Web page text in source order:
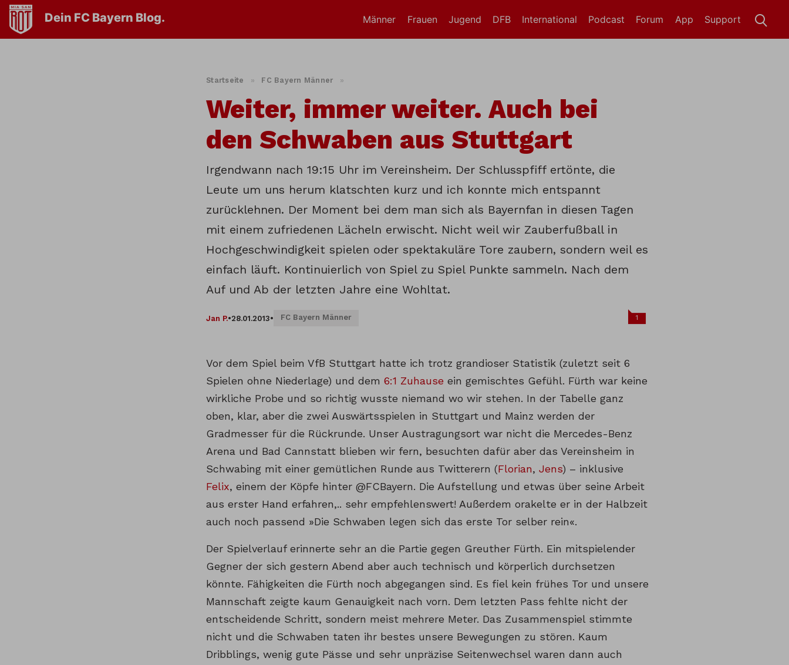
Dein FC Bayern Blog. Männer Frauen Jugend DFB International Support
App
Forum
Podcast
Startseite » FC Bayern Männer »
Weiter, immer weiter. Auch bei
den Schwaben aus Stuttgart
Irgendwann nach 19:15 Uhr im Vereinsheim. Der Schlusspfiff ertönte, die
Leute um uns herum klatschten kurz und ich konnte mich entspannt
zurücklehnen. Der Moment bei dem man sich als Bayernfan in diesen Tagen
mit einem zufriedenen Lächeln erwischt. Nicht weil wir Zauberfußball in
Hochgeschwindigkeit spielen oder spektakuläre Tore zaubern, sondern weil es
einfach läuft. Kontinuierlich von Spiel zu Spiel Punkte sammeln. Nach dem
Auf und Ab der letzten Jahre eine Wohltat.
Jan P.•28.01.2013• FC Bayern Männer 1
Vor dem Spiel beim VfB Stuttgart hatte ich trotz grandioser Statistik (zuletzt seit 6
Spielen ohne Niederlage) und dem 6:1 Zuhause ein gemischtes Gefühl. Fürth war keine
wirkliche Probe und so richtig wusste niemand wo wir stehen. In der Tabelle ganz
oben, klar, aber die zwei Auswärtsspielen in Stuttgart und Mainz werden der
Gradmesser für die Rückrunde. Unser Austragungsort war nicht die Mercedes-Benz
Arena und Bad Cannstatt blieben wir fern, besuchten dafür aber das Vereinsheim in
Schwabing mit einer gemütlichen Runde aus Twitterern (Florian, Jens) – inklusive
Felix, einem der Köpfe hinter @FCBayern. Die Aufstellung und etwas über seine Arbeit
aus erster Hand erfahren,.. sehr empfehlenswert! Außerdem orakelte er in der Halbzeit
auch noch passend »Die Schwaben legen sich das erste Tor selber rein«.
Der Spielverlauf erinnerte sehr an die Partie gegen Greuther Fürth. Ein mitspielender
Gegner der sich gestern Abend aber auch technisch und körperlich durchsetzen
könnte. Fähigkeiten die Fürth noch abgegangen sind. Es fiel kein frühes Tor und unsere
Mannschaft zeigte kaum Genauigkeit nach vorn. Dem letzten Pass fehlte nicht der
entscheidende Schritt, sondern meist mehrere Meter. Das Zusammenspiel stimmte
nicht und die Schwaben taten ihr bestes unsere Bewegungen zu stören. Kaum
Dribblings, wenig gute Pässe und sehr unpräzise Seitenwechsel waren dann auch